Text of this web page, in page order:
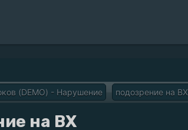
(DEMO) - Нарушение подозрение на ВХ
на ВХ